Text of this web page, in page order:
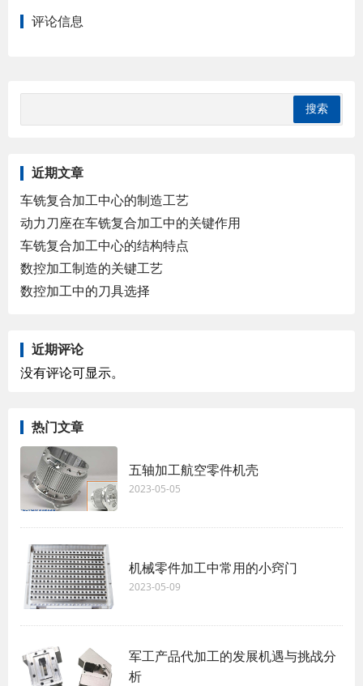
评论信息
近期文章
车铣复合加工中心的制造工艺
动力刀座在车铣复合加工中的关键作用
车铣复合加工中心的结构特点
数控加工制造的关键工艺
数控加工中的刀具选择
近期评论
没有评论可显示。
热门文章
五轴加工航空零件机壳
2023-05-05
机械零件加工中常用的小窍门
2023-05-09
军工产品代加工的发展机遇与挑战分
析